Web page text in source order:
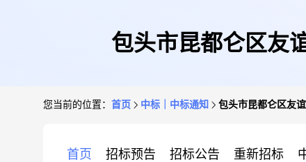
包头市昆都仑区友
您当前的位置： 首页 中标｜中标通知 包头市昆都仑区友
首页 招标预告 招标公告 重新招标